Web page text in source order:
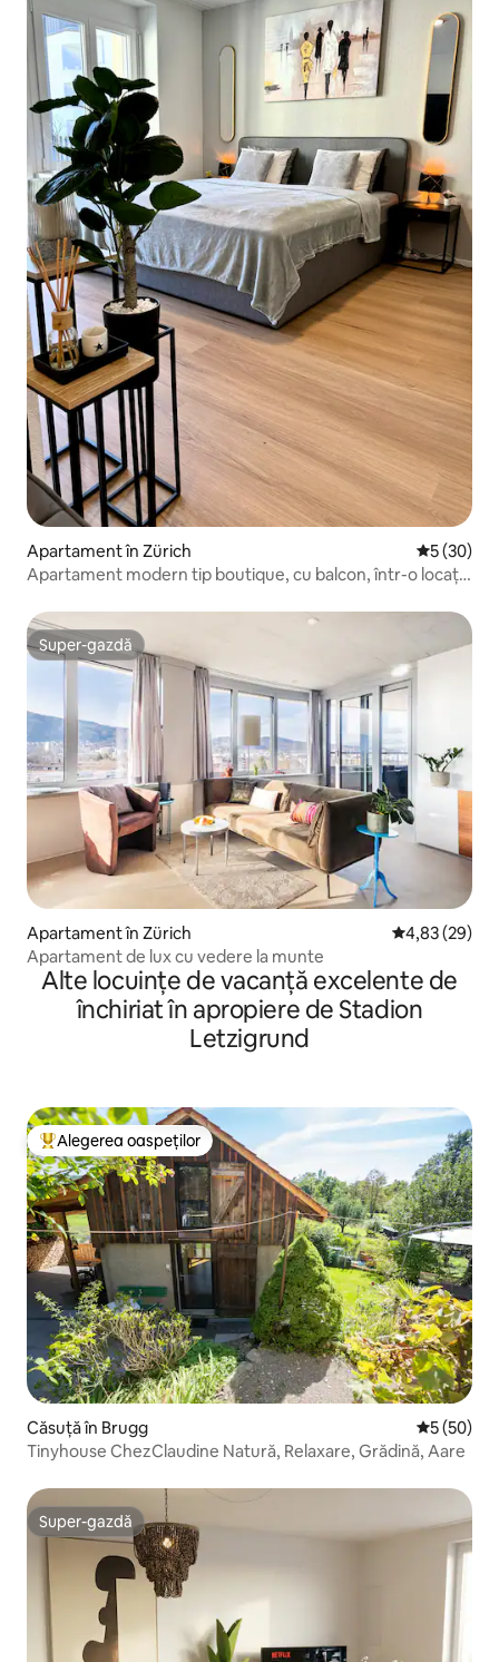
Apartament în Zürich Scor
5 (30)
Apartament modern tip boutique, cu balcon, într-o locație
Super-gazdă
Super-gazdă
Apartament în Zürich Scor mediu
4,83 (29)
Apartament de lux cu vedere la munte
Alte locuințe de vacanță excelente de
închiriat în apropiere de Stadion
Letzigrund
Locuință din topul categoriei Alegerea oaspeților
Alegerea oaspeților
Căsuță în Brugg Scor
5 (50)
Tinyhouse ChezClaudine Natură, Relaxare, Grădină, Aare
Super-gazdă
Super-gazdă